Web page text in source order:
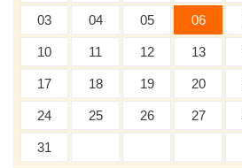
03 04 05 06
10 11 12 13
17 18 19 20
24 25 26 27
31